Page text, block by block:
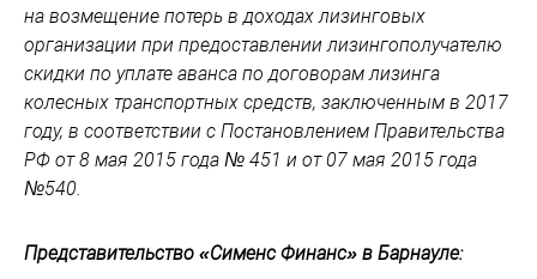
на возмещение потерь в доходах лизинговых
организации при предоставлении лизингополучателю
скидки по уплате аванса по договорам лизинга
колесных транспортных средств, заключенным в 2017
году, в соответствии с Постановлением Правительства
РФ от 8 мая 2015 года № 451 и от 07 мая 2015 года
№540.
Представительство «Сименс Финанс» в Барнауле: